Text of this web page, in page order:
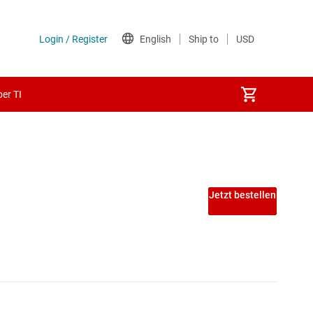
TI
Jetzt bestellen